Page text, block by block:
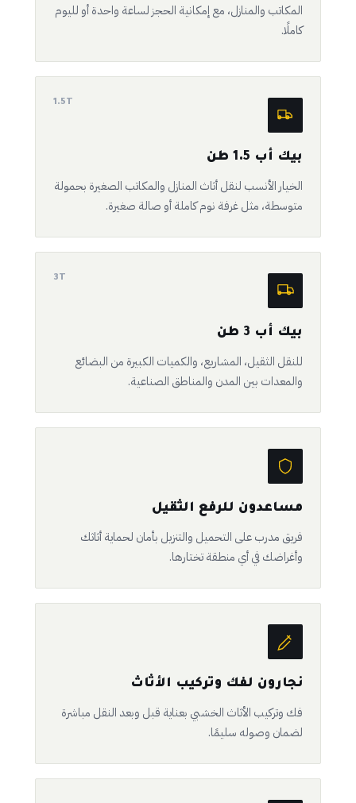
المكاتب والمنازل، مع إمكانية الحجز لساعة واحدة أو لليوم
كاملًا.
1.5T
بيك أب 1.5 طن
الخيار الأنسب لنقل أثاث المنازل والمكاتب الصغيرة بحمولة
متوسطة، مثل غرفة نوم كاملة أو صالة صغيرة.
3T
بيك أب 3 طن
للنقل الثقيل، المشاريع، والكميات الكبيرة من البضائع
والمعدات بين المدن والمناطق الصناعية.
مساعدون للرفع الثقيل
فريق مدرب على التحميل والتنزيل بأمان لحماية أثاثك
وأغراضك في أي منطقة تختارها.
نجارون لفك وتركيب الأثاث
فك وتركيب الأثاث الخشبي بعناية قبل وبعد النقل مباشرة
لضمان وصوله سليمًا.